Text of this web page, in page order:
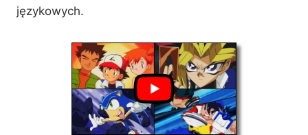
językowych.